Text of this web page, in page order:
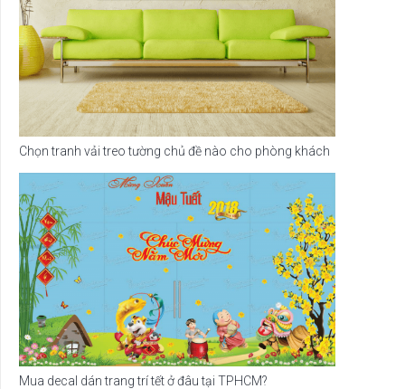
Chọn tranh vải treo tường chủ đề nào cho phòng khách
Mua decal dán trang trí tết ở đâu tại TPHCM?